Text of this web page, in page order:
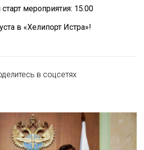
мероприятия: 15.00
в «Хелипорт Истра»!
в соцсетях